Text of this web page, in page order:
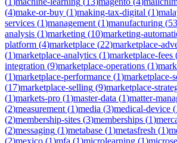
(4)make-or-buy (1)making-tax-digital (1)
services (1)management (1)manufacturing (53
analysis (1)marketing (10)marketing-
platform (4)marketplace (22)marketplace-
(1)marketplace-analytics (1)marketplace-fees
integration (9)marketplace-operations (1)
(1)marketplace-performance (1)marketplace-
(17)marketplace-selling (9)marketplace-
(1)markets-pro (1)master-data (1)matter-
(2)measurement (1)media (3)medical-device (
(2)membership-sites (3)memberships (1)
(2)messaging (1)metabase (1)metasfresh (1)
(2)mexico (1)mfa (1)microlearning (1)